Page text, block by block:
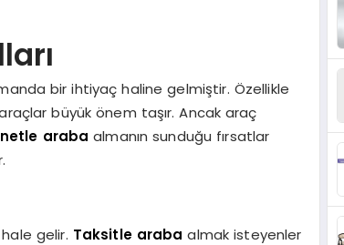
bir ihtiyaç haline gelmiştir. Özellikle
araçlar büyük önem taşır. Ancak araç
araba almanın sunduğu fırsatlar
gelir. Taksitle araba almak isteyenler